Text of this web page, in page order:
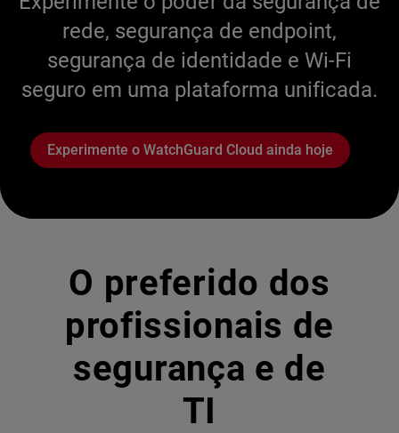
rede, segurança de endpoint,
segurança de identidade e Wi-Fi
seguro em uma plataforma unificada.
Experimente o WatchGuard Cloud ainda hoje
O preferido dos
profissionais de
segurança e de
TI